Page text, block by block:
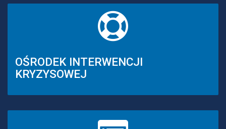
OŚRODEK INTERWENCJI
KRYZYSOWEJ